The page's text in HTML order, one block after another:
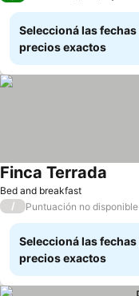
Seleccioná las
precios exactos
Bed and breakfast
Finca Terrada
/ Puntuación no disponible
Seleccioná las
precios exactos